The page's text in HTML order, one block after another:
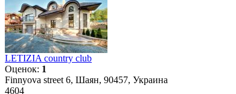
LETIZIA country club
Оценок: 1
Finnyova street 6, Шаян, 90457, Украина
4604